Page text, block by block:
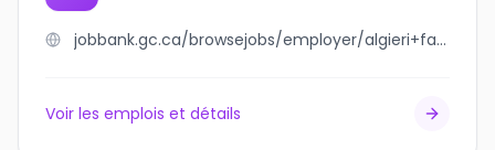
jobbank.gc.ca/browsejobs/employer/algieri+family/ca
Voir les emplois et détails